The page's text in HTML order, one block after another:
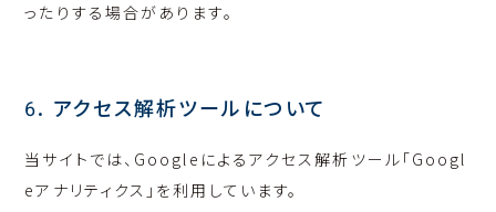
ったりする場合があります。
6. アクセス解析ツールについて
当サイトでは、Googleによるアクセス解析ツール「Googl
eアナリティクス」を利用しています。